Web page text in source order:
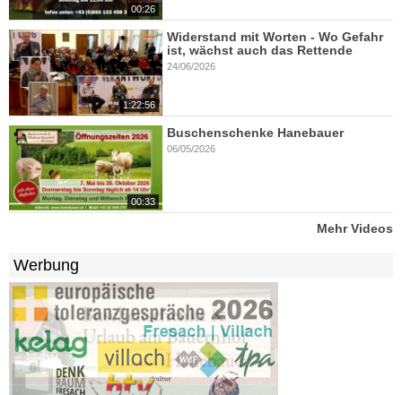
00:26
1:22:56
Widerstand mit Worten - Wo Gefahr
ist, wächst auch das Rettende
24/06/2026
00:33
Buschenschenke Hanebauer
06/05/2026
Mehr Videos
Werbung